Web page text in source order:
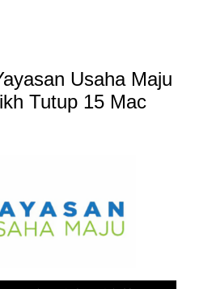
Usaha Maju
Tutup 15 Mac